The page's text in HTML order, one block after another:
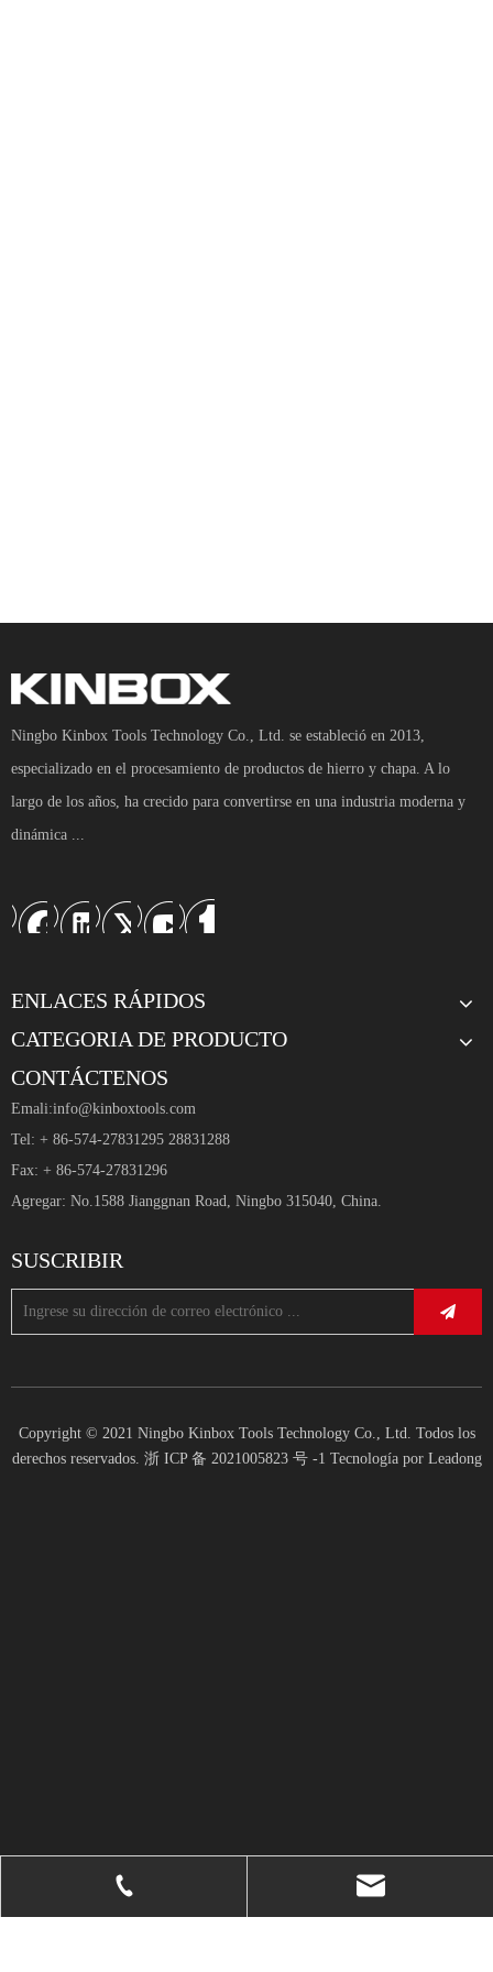
Ningbo Kinbox Tools Technology Co., Ltd. se estableció en 2013,
especializado en el procesamiento de productos de hierro y chapa. A lo
largo de los años, ha crecido para convertirse en una industria moderna y
dinámica ...
ENLACES RÁPIDOS
CATEGORIA DE PRODUCTO
CONTÁCTENOS
Emali:info@kinboxtools.com
Tel: + 86-574-27831295 28831288
Fax: + 86-574-27831296
Agregar: No.1588 Jianggnan Road, Ningbo 315040, China.
SUSCRIBIR
Copyright © 2021 Ningbo Kinbox Tools Technology Co., Ltd. Todos los
derechos reservados. 浙 ICP 备 2021005823 号 -1 Tecnología por Leadong